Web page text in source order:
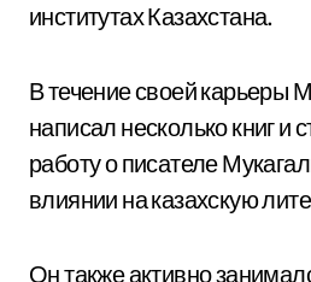
институтах Казахстана.
В течение своей карьеры
написал несколько книг и
работу о писателе
влиянии на казахскую
Он также активно